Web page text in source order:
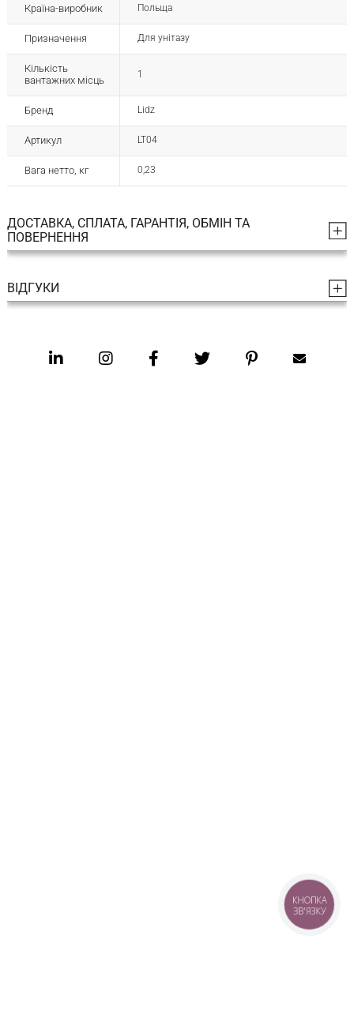
Країна-виробник Польща
Призначення Для унітазу
Кількість
вантажних місць
1
Бренд Lidz
Артикул LT04
Вага нетто, кг 0,23
ДОСТАВКА, СПЛАТА, ГАРАНТІЯ, ОБМІН ТА
ПОВЕРНЕННЯ
ВІДГУКИ
КНОПКА
ЗВ'ЯЗКУ